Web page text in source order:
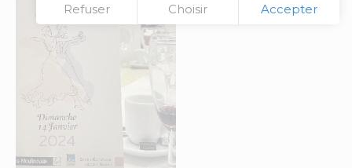
Refuser Choisir Accepter